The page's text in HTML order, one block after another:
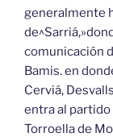
generalmente
comunicación
Bamis. en
Cerviá,
entra al partido
Torroella de